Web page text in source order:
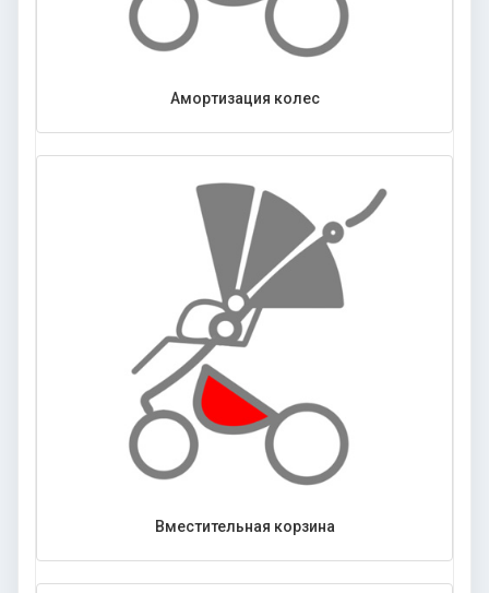
Амортизация колес
Вместительная корзина